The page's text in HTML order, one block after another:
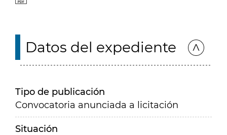
Datos del expediente
Tipo de publicación
Convocatoria anunciada a licitación
Situación